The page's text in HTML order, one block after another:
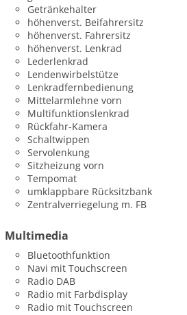
Getränkehalter
höhenverst. Beifahrersitz
höhenverst. Fahrersitz
höhenverst. Lenkrad
Lederlenkrad
Lendenwirbelstütze
Lenkradfernbedienung
Mittelarmlehne vorn
Multifunktionslenkrad
Rückfahr-Kamera
Schaltwippen
Servolenkung
Sitzheizung vorn
Tempomat
umklappbare Rücksitzbank
Zentralverriegelung m. FB
Multimedia
Bluetoothfunktion
Navi mit Touchscreen
Radio DAB
Radio mit Farbdisplay
Radio mit Touchscreen